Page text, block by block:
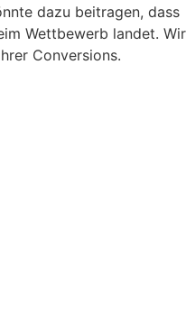
dazu beitragen, dass
Wettbewerb landet. Wir
Conversions.